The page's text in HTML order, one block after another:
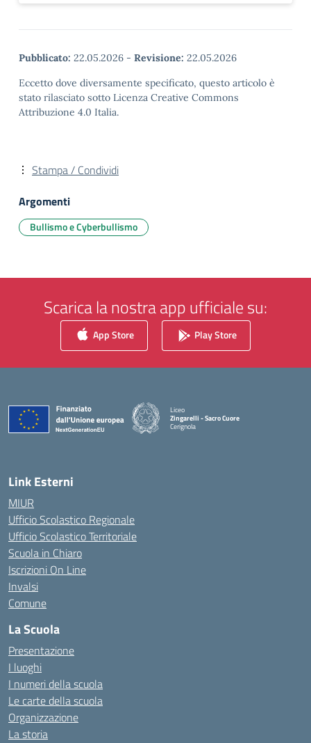
Pubblicato: 22.05.2026 - Revisione: 22.05.2026
Eccetto dove diversamente specificato, questo articolo è
stato rilasciato sotto Licenza Creative Commons
Attribuzione 4.0 Italia.
Stampa / Condividi
Argomenti
Bullismo e Cyberbullismo
Scarica la nostra app ufficiale su:
App Store Play Store
Liceo
Zingarelli - Sacro Cuore
Cerignola
— Visita la pagina iniziale della scuola
Link Esterni
MIUR
Ufficio Scolastico Regionale
Ufficio Scolastico Territoriale
Scuola in Chiaro
Iscrizioni On Line
Invalsi
Comune
La Scuola
Presentazione
I luoghi
I numeri della scuola
Le carte della scuola
Organizzazione
La storia